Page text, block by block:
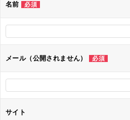
ー
シ
ョ
ン
名前 必須
メール（公開されません） 必須
サイト